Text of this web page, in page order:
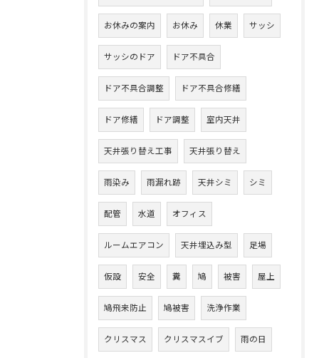
お休みの案内 お休み 休業 サッシ
サッシのドア ドア不具合
ドア不具合調整 ドア不具合修繕
ドア修繕 ドア調整 室内天井
天井張り替え工事 天井張り替え
雨染み 雨漏れ跡 天井シミ シミ
配管 水道 オフィス
ルームエアコン 天井埋込み型 足場
仮設 安全 糞 鳩 被害 屋上
鳩飛来防止 鳩被害 洗浄作業
クリスマス クリスマスイブ 雨の日